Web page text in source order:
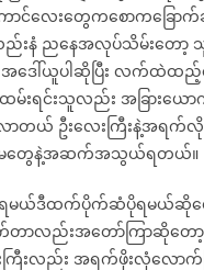
င်လေးတွေကစောကခြောက်
ည်းနံ ညနေအလုပ်သိမ်းတော့
ေါ်ယူပါဆိုပြီး လက်ထဲထည့်
မ်းရင်းသူလည်း အခြား
ာတယ် ဦးလေးကြီးနဲ့အရ
အမတွေနဲ့အဆက်အသွယ်ရတယ်။
မယ်ဒီထက်ပိုက်ဆံပိုရမယ်ဆိုတေ
ာက်တာလည်းအတော်ကြာဆို
းလည်း အရက်ဖိုးလုံလော